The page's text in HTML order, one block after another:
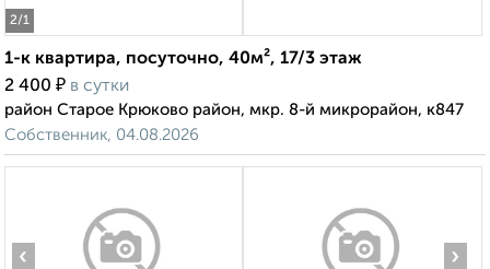
2/1
1-к квартира, посуточно, 40м², 17/3 этаж
2 400 ₽ в сутки
район Старое Крюково район, мкр. 8-й микрорайон, к847
Собственник, 04.08.2026
‹ ›